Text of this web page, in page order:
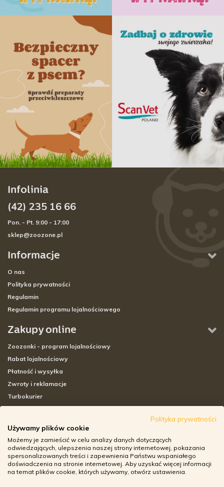
Informacje
O nas
Polityka prywatności
Regulamin
Regulamin programu lojalnościowego
Zakupy online
Zoozonki - program lojalnościowy
Rabat lojalnościowy
Płatność i wysyłka
Zwroty i reklamacje
Turbokurier
Adresy sklepów stacjonarnych
Godziny otwarcia sklepów
Aplikacja zoozone.pl
Zwroty i reklamacje
Infolinia
(42) 235 16 66
Pon. - Pt. 9:00 - 17:00
sklep@zoozone.pl
Polityka prywatności
Używamy plików cookie
Możemy je zamieścić w celu analizy danych dotyczących
odwiedzających, ulepszenia naszej strony internetowej, pokazania
spersonalizowanych treści i zapewnienia Państwu wspaniałego
doświadczenia na stronie internetowej. Aby uzyskać więcej informacji
na temat plików cookie, których używamy, otwórz ustawienia.